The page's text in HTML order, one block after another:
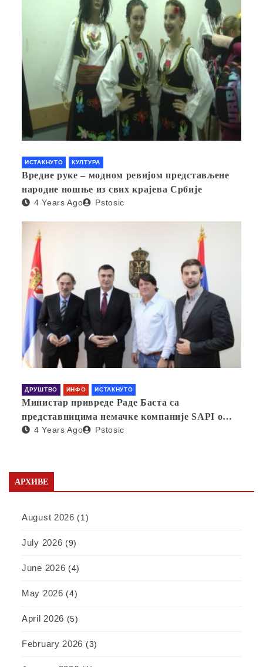
ИСТАКНУТО КУЛТУРА
Вредне руке – модном ревијом представљене
народне ношње из свих крајева Србије
4 Years Ago Pstosic
ДРУШТВО ИНФО ИСТАКНУТО
Министар привреде Раде Баста са
представницима немачке компаније SAPI о
отварању фабрике у Србији
4 Years Ago Pstosic
АРХИВЕ
August 2026 (1)
July 2026 (9)
June 2026 (4)
May 2026 (4)
April 2026 (5)
February 2026 (3)